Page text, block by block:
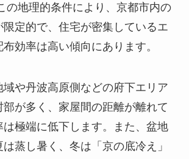
の地理的条件により、京都市内の
定的で、住宅が密集しているエ
効率は高い傾向にあります。
や丹波高原側などの府下エリア
が多く、家屋間の距離が離れて
は極端に低下します。また、盆地
蒸し暑く、冬は「京の底冷え」